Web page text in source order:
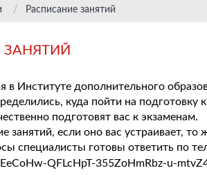
Расписание занятий
ЗАНЯТИЙ
в Институте дополнительного
куда пойти на
подготовят вас к экзаменам.
занятий, если оно вас устраивает,
специалисты готовы ответить по